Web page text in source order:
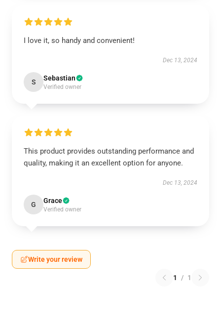
I love it, so handy and convenient!
Dec 13, 2024
S Sebastian
Verified owner
This product provides outstanding performance and
quality, making it an excellent option for anyone.
Dec 13, 2024
G Grace
Verified owner
Write your review
1 / 1